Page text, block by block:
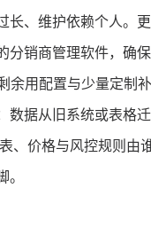
长、维护依赖个人。
分销商管理软件，确
余用配置与少量定制
数据从旧系统或表格迁
、价格与风控规则由